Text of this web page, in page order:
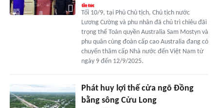
Tối 10/9, tại Phủ Chủ tịch, Chủ tịch nước
Lương Cường và phu nhân đã chủ trì chiêu đãi
trọng thể Toàn quyền Australia Sam Mostyn và
phu quân cùng đoàn cấp cao Australia đang có
chuyến thăm cấp Nhà nước đến Việt Nam từ
ngày 9 đến 12/9/2025.
Phát huy lợi thế cửa ngõ Đồng
bằng sông Cửu Long